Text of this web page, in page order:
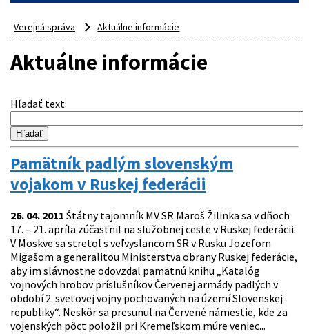
Verejná správa Aktuálne informácie
Aktuálne informácie
Hľadať text:
Pamätník padlým slovenským
vojakom v Ruskej federácii
26. 04. 2011 Štátny tajomník MV SR Maroš Žilinka sa v dňoch
17. – 21. apríla zúčastnil na služobnej ceste v Ruskej federácii.
V Moskve sa stretol s veľvyslancom SR v Rusku Jozefom
Migašom a generalitou Ministerstva obrany Ruskej federácie,
aby im slávnostne odovzdal pamätnú knihu „Katalóg
vojnových hrobov príslušníkov Červenej armády padlých v
období 2. svetovej vojny pochovaných na území Slovenskej
republiky“. Neskôr sa presunul na Červené námestie, kde za
vojenských pôct položil pri Kremeľskom múre veniec...